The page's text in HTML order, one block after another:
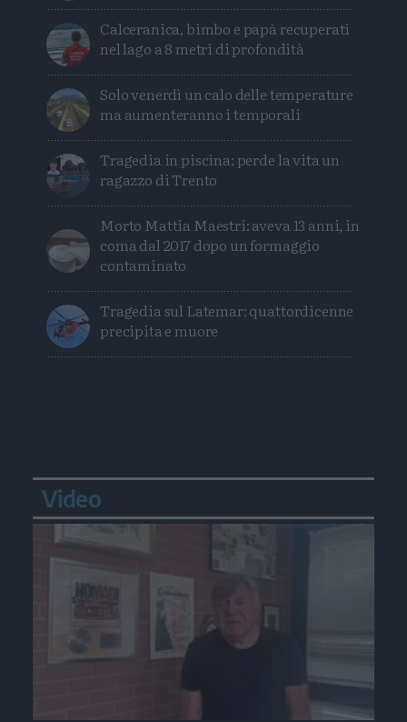
Calceranica, bimbo e papà recuperati
nel lago a 8 metri di profondità
Solo venerdì un calo delle temperature
ma aumenteranno i temporali
Tragedia in piscina: perde la vita un
ragazzo di Trento
Morto Mattia Maestri: aveva 13 anni, in
coma dal 2017 dopo un formaggio
contaminato
Tragedia sul Latemar: quattordicenne
precipita e muore
Video